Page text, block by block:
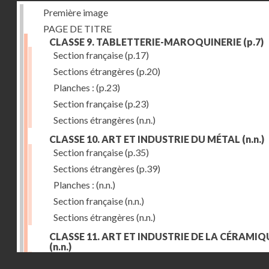
Première image
PAGE DE TITRE
CLASSE 9. TABLETTERIE-MAROQUINERIE (p.7)
Section française(p.17)
Sections étrangères (p.20)
Planches : (p.23)
Section française(p.23)
Sections étrangères (n.n.)
CLASSE 10. ART ET INDUSTRIE DU MÉTAL (n.n.)
Section française(p.35)
Sections étrangères (p.39)
Planches : (n.n.)
Section française(n.n.)
Sections étrangères (n.n.)
CLASSE 11. ART ET INDUSTRIE DE LA
(n.n.)